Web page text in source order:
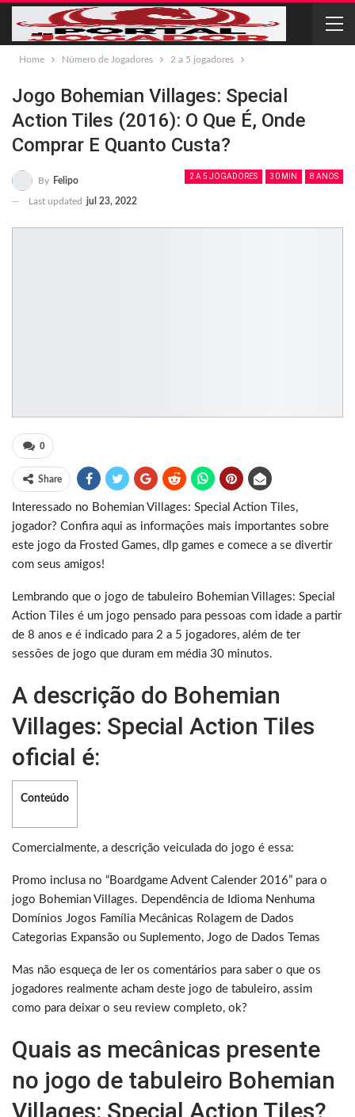
Home Número de Jogadores 2 a 5 jogadores
Jogo Bohemian Villages: Special
Action Tiles (2016): O Que É, Onde
Comprar E Quanto Custa?
2 A 5 JOGADORES 30 MIN 8 ANOS
By Felipo
Last updated jul 23, 2022
0
Share
Interessado no Bohemian Villages: Special Action Tiles,
jogador? Confira aqui as informações mais importantes sobre
este jogo da Frosted Games, dlp games e comece a se divertir
com seus amigos!
Lembrando que o jogo de tabuleiro Bohemian Villages: Special
Action Tiles é um jogo pensado para pessoas com idade a partir
de 8 anos e é indicado para 2 a 5 jogadores, além de ter
sessões de jogo que duram em média 30 minutos.
A descrição do Bohemian
Villages: Special Action Tiles
oficial é:
Conteúdo
Comercialmente, a descrição veiculada do jogo é essa:
Promo inclusa no “Boardgame Advent Calender 2016” para o
jogo Bohemian Villages. Dependência de Idioma Nenhuma
Domínios Jogos Família Mecânicas Rolagem de Dados
Categorias Expansão ou Suplemento, Jogo de Dados Temas
Mas não esqueça de ler os comentários para saber o que os
jogadores realmente acham deste jogo de tabuleiro, assim
como para deixar o seu review completo, ok?
Quais as mecânicas presente
no jogo de tabuleiro Bohemian
Villages: Special Action Tiles?